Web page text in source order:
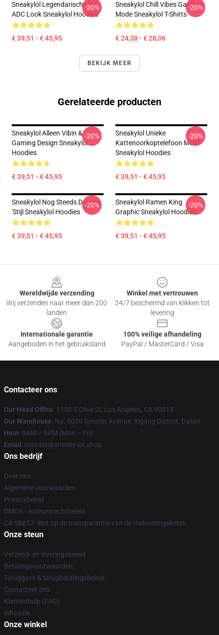
Sneakylol Legendarische NA
ADC Look Sneakylol Hoodies
€ 39,51 - € 45,95
-20%
Sneakylol Chill Vibes Gaming
Mode Sneakylol T-Shirts
€ 24,38 - € 28,06
-20%
BEKIJK MEER
Gerelateerde producten
Sneakylol Alleen Vibin &
Gaming Design Sneakylol
Hoodies
€ 39,51 - € 45,95
-20%
Sneakylol Unieke
Kattenoorkoptelefoon Motif
Sneakylol Hoodies
€ 39,51 - € 45,95
-20%
Sneakylol Nog Steeds Dragen
'Stijl Sneakylol Hoodies
€ 39,51 - € 45,95
-20%
Sneakylol Ramen King
Graphic Sneakylol Hoodies
€ 39,51 - € 45,95
-20%
Wereldwijde verzending
Wij verzenden naar meer dan 200
landen
Winkel met vertrouwen
24/7 beschermd van klikken tot
levering
Internationale garantie
Aangeboden in het gebruiksland
100% veilige afhandeling
PayPal / MasterCard / Visa
Contacteer ons
Our Head Office: 1150 S Olive St, Los Angeles, CA 90015
Our Warehouse: No. 5050 Renmin Avenue, Xigang District, Dalian
Hour: 9AM – 5PM (Mon – Fri)
Email : contact@sneaky-lol.shop
Ons bedrijf
Over ons
Algemene voorwaarden
Privacybeleid
DMCA - Auteursrechtbeleid
CA SB657: Wet op de transparantie van de toeleveringsketen
Onze steun
Verzend- en leveringsbeleid
Betalingsvoorwaarden
Teruggave & terugbetalingsbeleid
Contacteer ons
Klantenhulp (FAQ)
Whosale
Onze winkel